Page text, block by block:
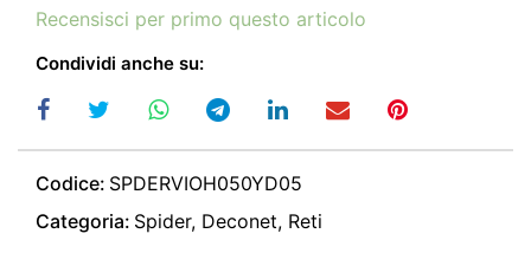
Recensisci per primo questo articolo
Condividi anche su:
Codice: SPDERVIOH050YD05
Categoria: Spider, Deconet, Reti